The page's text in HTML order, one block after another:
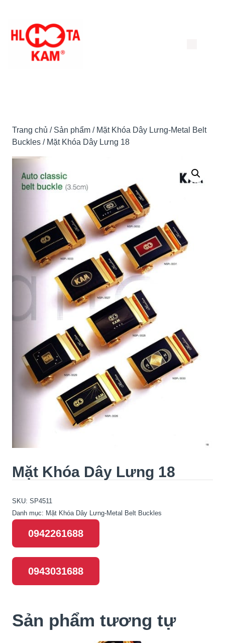
đến
Trang chủ / Sản phẩm / Mặt Khóa Dây Lưng-Metal Belt
Buckles / Mặt Khóa Dây Lưng 18
Mặt Khóa Dây Lưng 18
SKU: SP4511
Danh mục: Mặt Khóa Dây Lưng-Metal Belt Buckles
0942261688
0943031688
Sản phẩm tương tự